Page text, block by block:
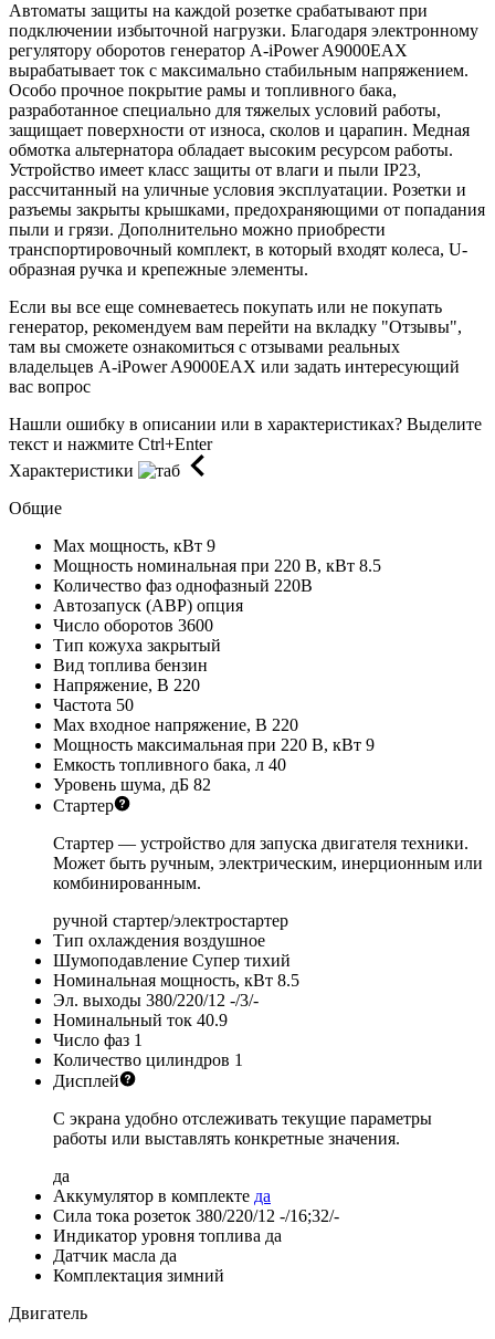
Автоматы защиты на каждой розетке срабатывают при
подключении избыточной нагрузки. Благодаря электронному
регулятору оборотов генератор A-iPower A9000EAX
вырабатывает ток с максимально стабильным напряжением.
Особо прочное покрытие рамы и топливного бака,
разработанное специально для тяжелых условий работы,
защищает поверхности от износа, сколов и царапин. Медная
обмотка альтернатора обладает высоким ресурсом работы.
Устройство имеет класс защиты от влаги и пыли IP23,
рассчитанный на уличные условия эксплуатации. Розетки и
разъемы закрыты крышками, предохраняющими от попадания
пыли и грязи. Дополнительно можно приобрести
транспортировочный комплект, в который входят колеса, U-
образная ручка и крепежные элементы.
Если вы все еще сомневаетесь покупать или не покупать
генератор, рекомендуем вам перейти на вкладку "Отзывы",
там вы сможете ознакомиться с отзывами реальных
владельцев A-iPower A9000EAX или задать интересующий
вас вопрос
Нашли ошибку в описании или в характеристиках? Выделите
текст и нажмите Ctrl+Enter
Характеристики
Общие
Max мощность, кВт 9
Мощность номинальная при 220 В, кВт 8.5
Количество фаз однофазный 220В
Автозапуск (АВР) опция
Число оборотов 3600
Тип кожуха закрытый
Вид топлива бензин
Напряжение, В 220
Частота 50
Max входное напряжение, В 220
Мощность максимальная при 220 В, кВт 9
Емкость топливного бака, л 40
Уровень шума, дБ 82
Стартер
Стартер — устройство для запуска двигателя техники.
Может быть ручным, электрическим, инерционным или
комбинированным.
ручной стартер/электростартер
Тип охлаждения воздушное
Шумоподавление Супер тихий
Номинальная мощность, кВт 8.5
Эл. выходы 380/220/12 -/3/-
Номинальный ток 40.9
Число фаз 1
Количество цилиндров 1
Дисплей
С экрана удобно отслеживать текущие параметры
работы или выставлять конкретные значения.
да
Аккумулятор в комплекте да
Сила тока розеток 380/220/12 -/16;32/-
Индикатор уровня топлива да
Датчик масла да
Комплектация зимний
Двигатель